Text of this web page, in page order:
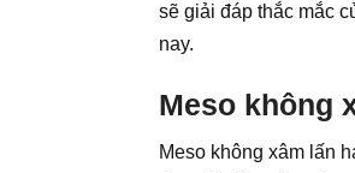
sẽ giải đáp thắc mắc
nay.
Meso không
Meso không xâm lấn